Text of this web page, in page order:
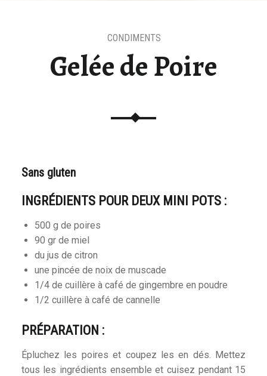
Gelée de Poire
CONDIMENTS
Sans gluten
INGRÉDIENTS POUR DEUX MINI POTS :
500 g de poires
90 gr de miel
du jus de citron
une pincée de noix de muscade
1/4 de cuillère à café de gingembre en poudre
1/2 cuillère à café de cannelle
PRÉPARATION :
Épluchez les poires et coupez les en dés. Mettez
tous les ingrédients ensemble et cuisez pendant 15